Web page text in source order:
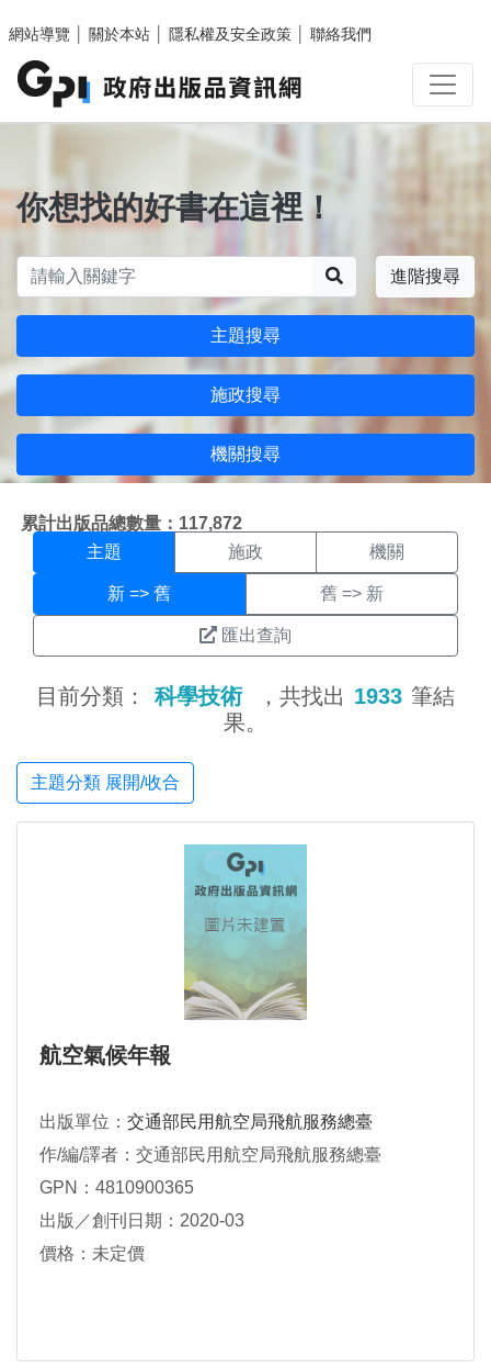
網站導覽
關於本站 隱私權及安全政策 聯絡我們
你想找的好書在這裡！
進階搜尋
主題搜尋
施政搜尋
機關搜尋
累計出版品總數量：117,872
主題搜尋結果頁面
主題 施政 機關
新 => 舊 舊 => 新
匯出查詢
目前分類： 科學技術 ，共找出 1933 筆結
果。
主題分類 展開/收合
航空氣候年報
出版單位： 交通部民用航空局飛航服務總臺
作/編/譯者：交通部民用航空局飛航服務總臺
GPN：4810900365
出版／創刊日期：2020-03
價格：未定價